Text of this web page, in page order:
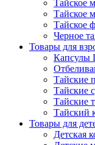
Тайское
Тайское
Тайское
Черное
Товары для
Капсулы
Тайские
Тайские
Тайские
Тайский
Товары для
Детская